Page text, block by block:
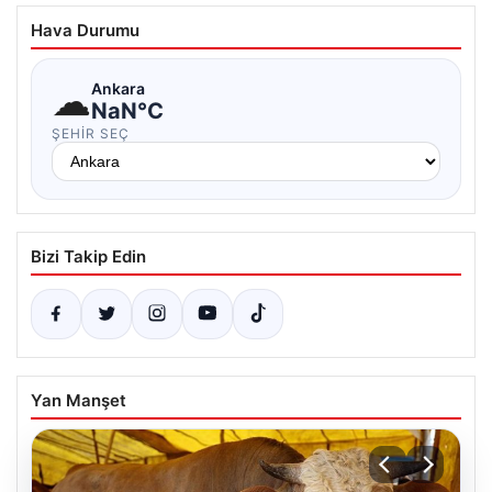
Hava Durumu
☁Ankara
NaN°C
ŞEHIR SEÇ
Bizi Takip Edin
Yan Manşet